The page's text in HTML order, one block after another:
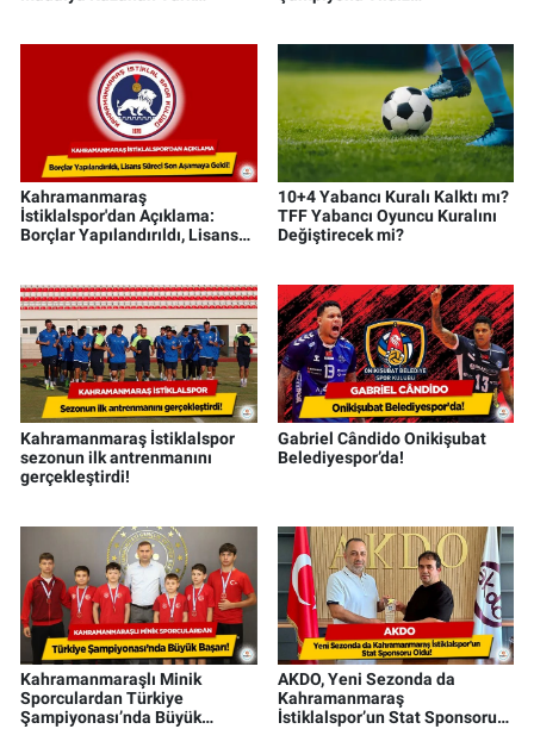
Kahramanmaraş
İstiklalspor'dan Açıklama:
Borçlar Yapılandırıldı, Lisans
10+4 Yabancı Kuralı Kalktı mı?
TFF Yabancı Oyuncu Kuralını
Değiştirecek mi?
Kahramanmaraş İstiklalspor
sezonun ilk antrenmanını
gerçekleştirdi!
Gabriel Cândido Onikişubat
Belediyespor’da!
Kahramanmaraşlı Minik
Sporculardan Türkiye
Şampiyonası’nda Büyük
AKDO, Yeni Sezonda da
Kahramanmaraş
İstiklalspor’un Stat Sponsoru